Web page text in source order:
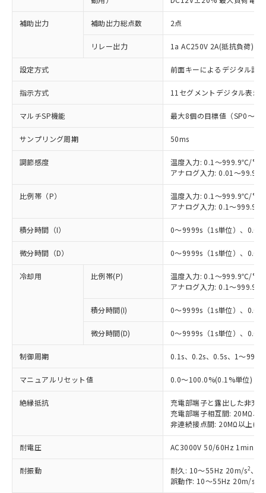
補助出力 補助出力総点数 2点
リレー出力 1a AC250V 2A(抵抗負荷)
設定方式 前面キーによるデジタル設定
指示方式 11セグメントデジタル表示
マルチSP機能 最大8個の目標値（SP0～
サンプリング周期 50ms
調節感度
温度入力: 0.1～999.9℃/°F
アナログ入力: 0.01～
比例帯（P）
温度入力: 0.1～999.9℃/°F
アナログ入力: 0.1～
積分時間（I） 0～9999s（1s単位）、0.0
微分時間（D） 0～9999s（1s単位）、0.0
冷却用 比例帯(P)
温度入力: 0.1～999.9℃/°F
アナログ入力: 0.1～
積分時間(I) 0～9999s（1s単位）、0.0
微分時間(D) 0～9999s（1s単位）、0.0
制御周期 0.1s、0.2s、0.5s、1～99s
マニュアルリセット値 0.0～100.0%(0.1%単位)
絶縁抵抗
充電部端子と露出した非充
充電部端子相互間: 20MΩ以
非連続接点間: 20MΩ以上
耐電圧 AC3000V 50/60Hz 1min (
耐振動 耐久: 10～55Hz 20m/s2、3
誤動作: 10～55Hz 20m/s
以下の条件をお読みいただき、同意のうえ
※1 対応状況
対応済み：EU RoHS指令（10物質）の
非含有に対応した製品が提供可能な商品で
す。
対応予定：EU RoHS指令（10物質）の非含
有に対応した製品に切り替える予定のある
対応予定なし：EU RoHS指令（10物質）の
調査・確認中：EU RoHS指令（10物質）の